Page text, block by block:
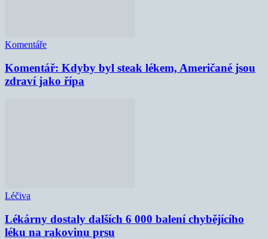
Komentáře
Komentář: Kdyby byl steak lékem, Američané jsou
zdraví jako řípa
Léčiva
Lékárny dostaly dalších 6 000 balení chybějícího
léku na rakovinu prsu